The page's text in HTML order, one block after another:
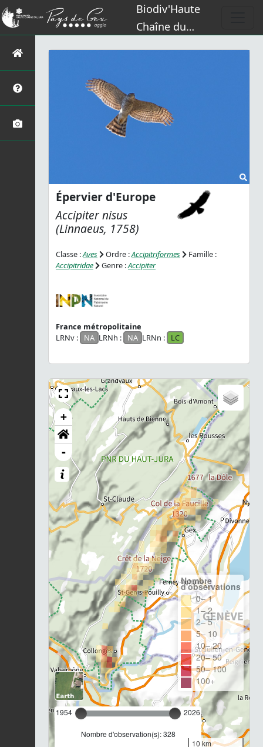
Biodiv'Haute
Chaîne du
Épervier d'Europe
Accipiter nisus
(Linnaeus, 1758)
Classe :Aves Ordre :Accipitriformes
Famille :
Accipitridae
Genre :Accipiter
France métropolitaine
LRNv :
NA LRNh : NA LRNn : LC
+
-
1954 2026
Nombre d'observation(s): 328
Nombre
d'observations
0– 1
1– 2
2– 5
5– 10
10– 20
20– 50
50– 100
100+
10 km